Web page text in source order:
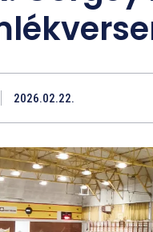
2026.02.22.